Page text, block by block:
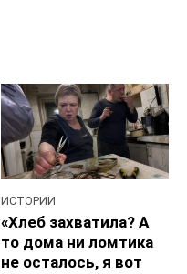
ИСТОРИИ
«Хлеб захватила? А
то дома ни ломтика
не осталось, я вот